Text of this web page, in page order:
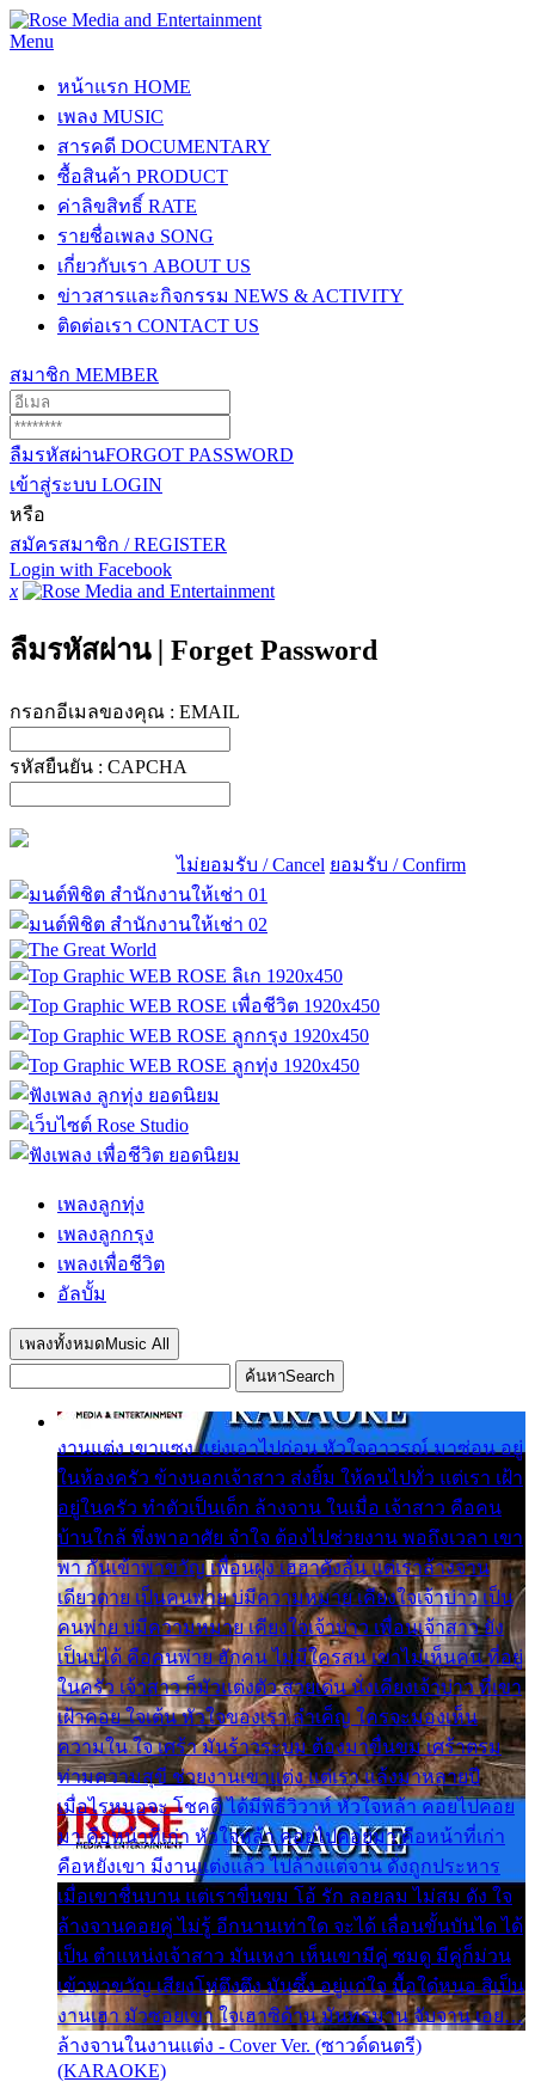
Menu
หน้าแรก HOME
เพลง MUSIC
สารคดี DOCUMENTARY
ซื้อสินค้า PRODUCT
ค่าลิขสิทธิ์ RATE
รายชื่อเพลง SONG
เกี่ยวกับเรา ABOUT US
ข่าวสารและกิจกรรม NEWS & ACTIVITY
ติดต่อเรา CONTACT US
สมาชิก MEMBER
ลืมรหัสผ่านFORGOT PASSWORD
เข้าสู่ระบบ LOGIN
หรือ
สมัครสมาชิก / REGISTER
Login with Facebook
x
ลืมรหัสผ่าน | Forget Password
กรอกอีเมลของคุณ : EMAIL
รหัสยืนยัน : CAPCHA
ไม่ยอมรับ / Cancel ยอมรับ / Confirm
เพลงลูกทุ่ง
เพลงลูกกรุง
เพลงเพื่อชีวิต
อัลบั้ม
เพลงทั้งหมด Music All
ค้นหาSearch
งานแต่ง เขาแซง แย่งเอาไปก่อน หัวใจอาวรณ์ มาซ่อน อยู่
ในห้องครัว ข้างนอกเจ้าสาว ส่งยิ้ม ให้คนไปทั่ว แต่เรา เฝ้า
อยู่ในครัว ทำตัวเป็นเด็ก ล้างจาน ในเมื่อ เจ้าสาว คือคน
บ้านใกล้ พึ่งพาอาศัย จำใจ ต้องไปช่วยงาน พอถึงเวลา เขา
พา กันเข้าพาขวัญ เพื่อนฝูง เฮฮาดังลั่น แต่เราล้างจาน
เดียวดาย เป็นคนพ่าย บ่มีความหมาย เคียงใจเจ้าบ่าว เป็น
คนพ่าย บ่มีความหมาย เคียงใจเจ้าบ่าว เพื่อนเจ้าสาว ยัง
เป็นบ่ได้ คือคนพ่าย ฮักคน ไม่มีใครสน เขาไม่เห็นคน ที่อยู่
ในครัว เจ้าสาว ก็มัวแต่งตัว สวยเด่น นั่งเคียงเจ้าบ่าว ที่เขา
เฝ้าคอย ใจเต้น หัวใจของเรา ลำเค็ญ ใครจะมองเห็น
ความใน ใจ เศร้า มันร้าวระบม ต้องมาขื่นขม เศร้าตรม
ท่ามความสุขี ช่วยงานเขาแต่ง แต่เรา แล้งมาหลายปี
เมื่อไรหนอจะ โชคดี ได้มีพิธีวิวาห์ หัวใจหล้า คอยไปคอย
มา คือหน้าที่เก่า หัวใจหล้า คอยไปคอยมา คือหน้าที่เก่า
คือหยังเขา มีงานแต่งแล้ว ไปล้างแต่จาน ดั่งถูกประหาร
เมื่อเขาชื่นบาน แต่เราขื่นขม โอ้ รัก ลอยลม ไม่สม ดัง ใจ
ล้างจานคอยคู่ ไม่รู้ อีกนานเท่าใด จะได้ เลื่อนขั้นบันได ได้
เป็น ตำแหน่งเจ้าสาว มันเหงา เห็นเขามีคู่ ซมดู มีคู่ก็ม่วน
เข้าพาขวัญ เสียงโห่ตึงตึง มันซึ้ง อยู่แก่ใจ มื้อใด๋หนอ สิเป็น
งานเฮา มัวซอยเขา ใจเฮาซิด้าน มันทรมาน จับจาน เอย…
ล้างจานในงานแต่ง - Cover Ver. (ซาวด์ดนตรี)
(KARAOKE)